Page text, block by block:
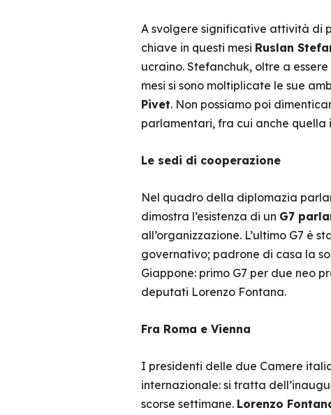
A svolgere significative attività di
chiave in questi mesi Ruslan
ucraino. Stefanchuk, oltre a
mesi si sono moltiplicate le sue
Pivet. Non possiamo poi
parlamentari, fra cui anche quella
Le sedi di cooperazione
Nel quadro della diplomazia
dimostra l’esistenza di un G7
all’organizzazione. L’ultimo G7 è
governativo; padrone di casa la
Giappone: primo G7 per due neo
deputati Lorenzo Fontana.
Fra Roma e Vienna
I presidenti delle due Camere
internazionale: si tratta
scorse settimane. Lorenzo